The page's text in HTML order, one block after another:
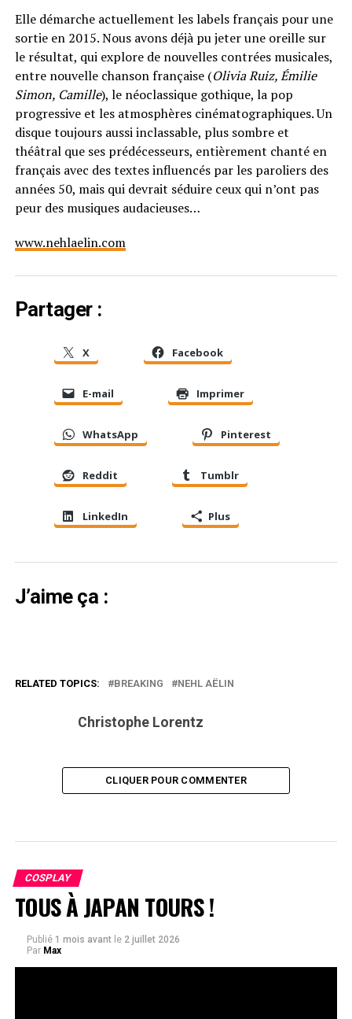
Elle démarche actuellement les labels français pour une
sortie en 2015. Nous avons déjà pu jeter une oreille sur
le résultat, qui explore de nouvelles contrées musicales,
entre nouvelle chanson française (Olivia Ruiz, Émilie
Simon, Camille), le néoclassique gothique, la pop
progressive et les atmosphères cinématographiques. Un
disque toujours aussi inclassable, plus sombre et
théâtral que ses prédécesseurs, entièrement chanté en
français avec des textes influencés par les paroliers des
années 50, mais qui devrait séduire ceux qui n’ont pas
peur des musiques audacieuses…
www.nehlaelin.com
Partager :
X Facebook
E-mail Imprimer
WhatsApp Pinterest
Reddit Tumblr
LinkedIn Plus
J’aime ça :
RELATED TOPICS: BREAKING NEHL AËLIN
Christophe Lorentz
CLIQUER POUR COMMENTER
COSPLAY
TOUS À JAPAN TOURS !
Publié 1 mois avant le 2 juillet 2026
Par Max